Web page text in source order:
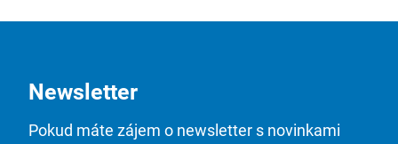
Newsletter
Pokud máte zájem o newsletter s novinkami